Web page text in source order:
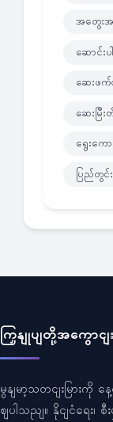
အတွေးအ
ဆောင်းပ
ဆေးဖက်
ဆေးမြီး
ရွေးကေ
ပြည်တွင်
ကြှနျုပျတို့အကွောငျး
မွနျမာ့သတငျးမြားကို
ဈပါသညျ။ နိုငျငံရေး၊